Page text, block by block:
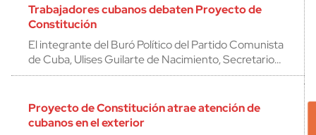
Trabajadores cubanos debaten Proyecto de
Constitución
El integrante del Buró Político del Partido Comunista
de Cuba, Ulises Guilarte de Nacimiento, Secretario…
Proyecto de Constitución atrae atención de
cubanos en el exterior